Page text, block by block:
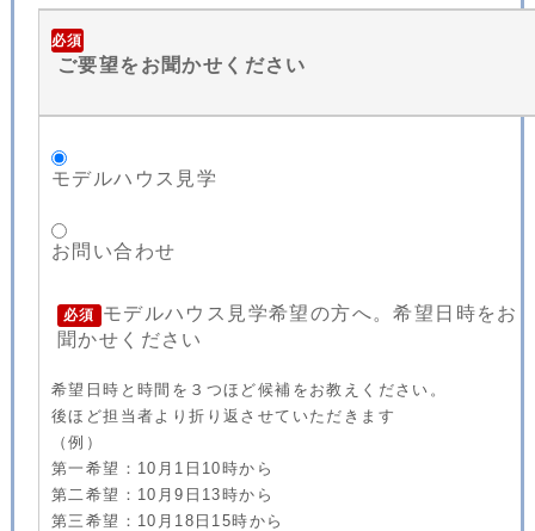
必須
ご要望をお聞かせください
モデルハウス見学
お問い合わせ
必須
モデルハウス見学希望の方へ。希望日時をお
聞かせください
希望日時と時間を３つほど候補をお教えください。
後ほど担当者より折り返させていただきます
（例）
第一希望：10月1日10時から
第二希望：10月9日13時から
第三希望：10月18日15時から